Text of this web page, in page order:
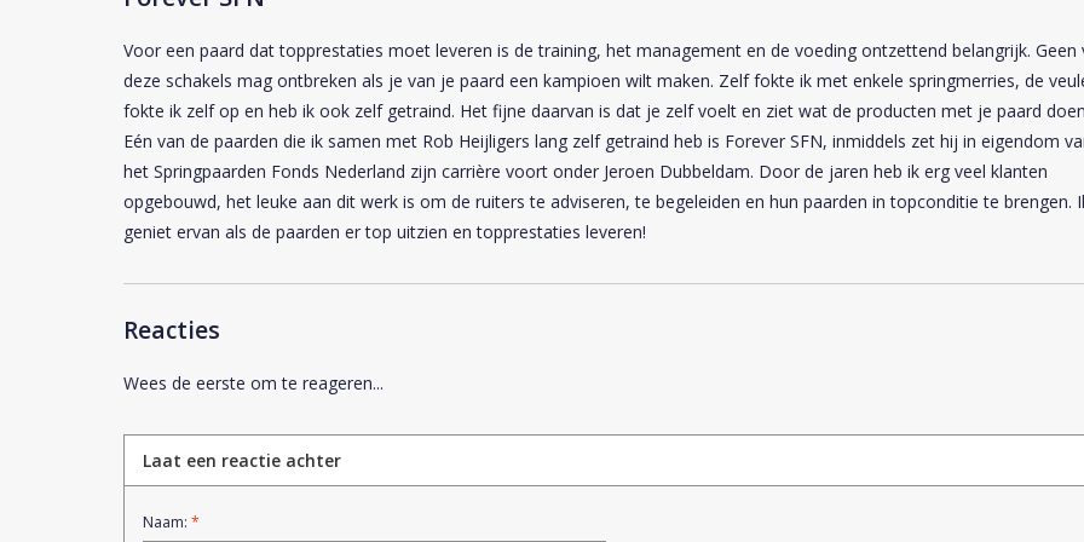
Voor een paard dat topprestaties moet leveren is de training, het management en de voeding ontzettend belangrijk. Geen
deze schakels mag ontbreken als je van je paard een kampioen wilt maken. Zelf fokte ik met enkele springmerries, de
fokte ik zelf op en heb ik ook zelf getraind. Het fijne daarvan is dat je zelf voelt en ziet wat de producten met je paard
Eén van de paarden die ik samen met Rob Heijligers lang zelf getraind heb is Forever SFN, inmiddels zet hij in eigendom
het Springpaarden Fonds Nederland zijn carrière voort onder Jeroen Dubbeldam. Door de jaren heb ik erg veel klanten
opgebouwd, het leuke aan dit werk is om de ruiters te adviseren, te begeleiden en hun paarden in topconditie te brengen.
geniet ervan als de paarden er top uitzien en topprestaties leveren!
Reacties
Wees de eerste om te reageren...
Laat een reactie achter
Naam: *